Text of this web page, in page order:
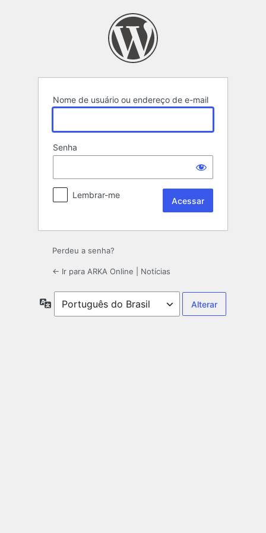
Nome de usuário ou endereço de e-mail
Senha
Lembrar-me
Perdeu a senha?
← Ir para ARKA Online | Notícias
Idioma